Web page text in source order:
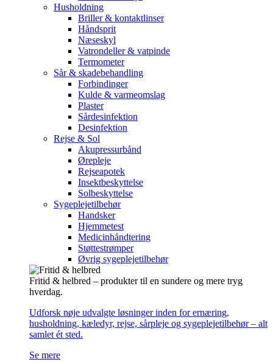
Husholdning
Briller & kontaktlinser
Håndsprit
Næseskyl
Vatrondeller & vatpinde
Termometer
Sår & skadebehandling
Forbindinger
Kulde & varmeomslag
Plaster
Sårdesinfektion
Desinfektion
Rejse & Sol
Akupressurbånd
Ørepleje
Rejseapotek
Insektbeskyttelse
Solbeskyttelse
Sygeplejetilbehør
Handsker
Hjemmetest
Medicinhåndtering
Støttestrømper
Øvrig sygeplejetilbehør
Fritid & helbred – produkter til en sundere og mere tryg
hverdag.
Udforsk nøje udvalgte løsninger inden for ernæring,
husholdning, kæledyr, rejse, sårpleje og sygeplejetilbehør – alt
samlet ét sted.
Se mere